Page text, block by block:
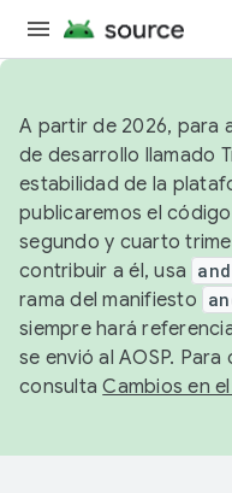
A partir de 2026, para
de desarrollo llamado
estabilidad de la
publicaremos el
segundo y cuarto
contribuir a él, usa
rama del manifiesto
siempre hará
se envió al AOSP.
consultaCambios en el